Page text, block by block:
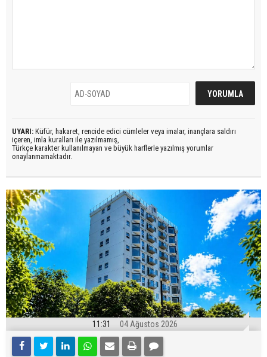
UYARI: Küfür, hakaret, rencide edici cümleler veya imalar, inançlara saldırı
içeren, imla kuralları ile yazılmamış,
Türkçe karakter kullanılmayan ve büyük harflerle yazılmış yorumlar
onaylanmamaktadır.
11:31 04 Ağustos 2026